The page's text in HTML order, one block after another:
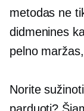
metodas ne
didmenines
pelno
Norite